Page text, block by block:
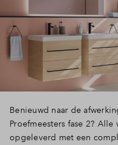
Benieuwd naar de
Proefmeesters fase 2?
opgeleverd met een